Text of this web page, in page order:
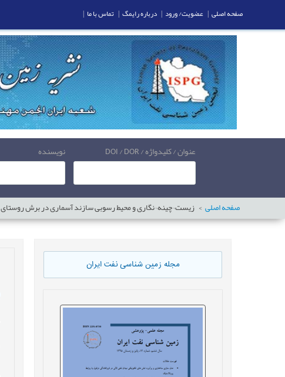
عنوان / کلیدواژه / DOI / DOR نویسنده
صفحه اصلی زیست¬چینه¬نگاری و محیط رسوبی سازند آسماری در برش
مجله زمین شناسی نفت ایران
صفحه اصلی | عضویت/ ورود | درباره رایمگ | تماس با ما |